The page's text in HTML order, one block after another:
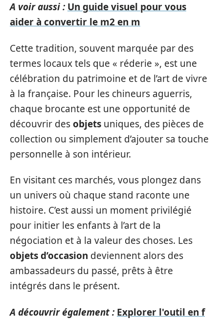
A voir aussi : Un guide visuel pour vous
aider à convertir le m2 en m
Cette tradition, souvent marquée par des
termes locaux tels que « réderie », est une
célébration du patrimoine et de l’art de vivre
à la française. Pour les chineurs aguerris,
chaque brocante est une opportunité de
découvrir desobjets uniques, des pièces de
collection ou simplement d’ajouter sa touche
personnelle à son intérieur.
En visitant ces marchés, vous plongez dans
un univers où chaque stand raconte une
histoire. C’est aussi un moment privilégié
pour initier les enfants à l’art de la
négociation et à la valeur des choses. Les
objets d’occasion deviennent alors des
ambassadeurs du passé, prêts à être
intégrés dans le présent.
A découvrir également : Explorer l'outil en f